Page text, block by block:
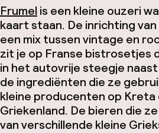
Frumel is een kleine ouzeri
kaart staan. De inrichting
een mix tussen vintage en
zit je op Franse bistrosetjes
in het autovrije steegje
de ingrediënten die ze
kleine producenten op Kreta
Griekenland. De bieren die
van verschillende kleine